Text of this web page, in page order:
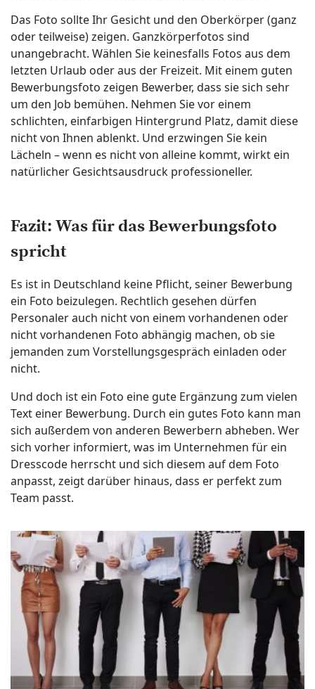
Das Foto sollte Ihr Gesicht und den Oberkörper (ganz
oder teilweise) zeigen. Ganzkörperfotos sind
unangebracht. Wählen Sie keinesfalls Fotos aus dem
letzten Urlaub oder aus der Freizeit. Mit einem guten
Bewerbungsfoto zeigen Bewerber, dass sie sich sehr
um den Job bemühen. Nehmen Sie vor einem
schlichten, einfarbigen Hintergrund Platz, damit diese
nicht von Ihnen ablenkt. Und erzwingen Sie kein
Lächeln – wenn es nicht von alleine kommt, wirkt ein
natürlicher Gesichtsausdruck professioneller.
Fazit: Was für das Bewerbungsfoto
spricht
Es ist in Deutschland keine Pflicht, seiner Bewerbung
ein Foto beizulegen. Rechtlich gesehen dürfen
Personaler auch nicht von einem vorhandenen oder
nicht vorhandenen Foto abhängig machen, ob sie
jemanden zum Vorstellungsgespräch einladen oder
nicht.
Und doch ist ein Foto eine gute Ergänzung zum vielen
Text einer Bewerbung. Durch ein gutes Foto kann man
sich außerdem von anderen Bewerbern abheben. Wer
sich vorher informiert, was im Unternehmen für ein
Dresscode herrscht und sich diesem auf dem Foto
anpasst, zeigt darüber hinaus, dass er perfekt zum
Team passt.